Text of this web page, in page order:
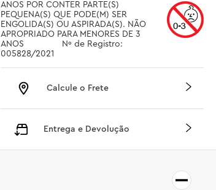
ANOS POR CONTER PARTE(S)
PEQUENA(S) QUE PODE(M) SER
ENGOLIDA(S) OU ASPIRADA(S). NÃO
APROPRIADO PARA MENORES DE 3
ANOS		 Nº de Registro:
005828/2021
Calcule o Frete
Entrega e Devolução